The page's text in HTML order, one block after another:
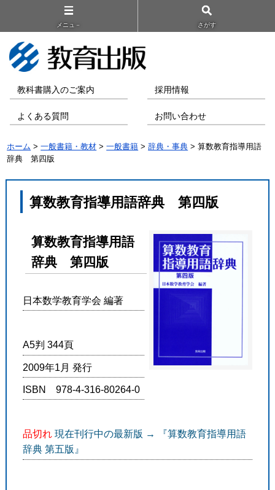
メニュ－ さがす
教科書購入のご案内 採用情報
よくある質問 お問い合わせ
ホーム >一般書籍・教材 >一般書籍 >辞典・事典 > 算数教育指導用語
辞典 第四版
算数教育指導用語辞典 第四版
算数教育指導用語
辞典 第四版
日本数学教育学会 編著
A5判 344頁
2009年1月 発行
ISBN 978-4-316-80264-0
品切れ 現在刊行中の最新版 → 『算数教育指導用語
辞典 第五版』